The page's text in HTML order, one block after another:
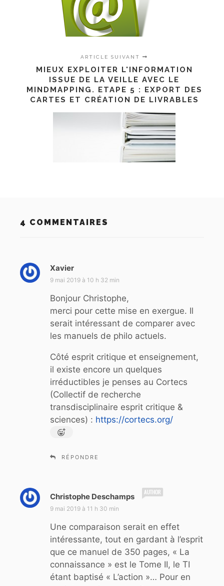
ARTICLE SUIVANT
MIEUX EXPLOITER L'INFORMATION
ISSUE DE LA VEILLE AVEC LE
MINDMAPPING. ETAPE 5 : EXPORT DES
CARTES ET CRÉATION DE LIVRABLES
4 COMMENTAIRES
Xavier
i
:
9 mai 2019 à 10 h 32 min
Bonjour Christophe,
merci pour cette mise en exergue. Il
serait intéressant de comparer avec
les manuels de philo actuels.
Côté esprit critique et enseignement,
il existe encore un quelques
irréductibles je penses au Cortecs
(Collectif de recherche
transdisciplinaire esprit critique &
sciences) : https://cortecs.org/
RÉPONDRE
Christophe Deschamps
:
9 mai 2019 à 11 h 30 min
Une comparaison serait en effet
intéressante, tout en gardant à l’esprit
que ce manuel de 350 pages, « La
connaissance » est le Tome II, le TI
étant baptisé « L’action »… Pour en